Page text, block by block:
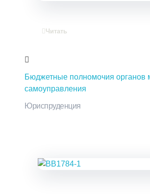
Бюджетные полномочия органов
самоуправления
Юриспруденция
Читать